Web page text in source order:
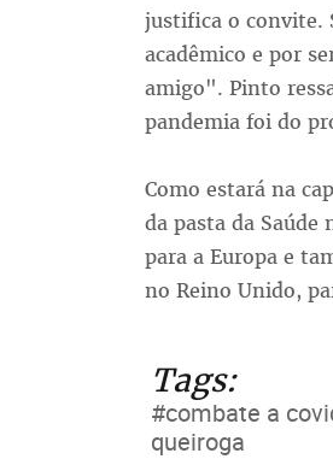
justifica o convite.
acadêmico e por
amigo". Pinto
pandemia foi do
Como estará na
da pasta da
para a Europa e
no Reino Unido,
Tags:
#combate a
queiroga